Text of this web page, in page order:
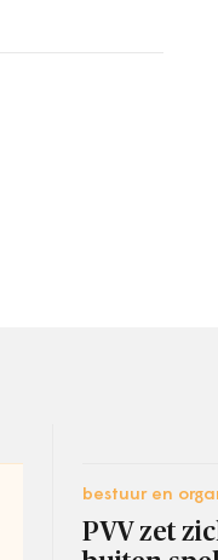
bestuur en
PVV zet